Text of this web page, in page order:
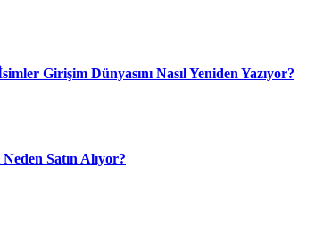
Girişim Dünyasını Nasıl Yeniden Yazıyor?
Satın Alıyor?